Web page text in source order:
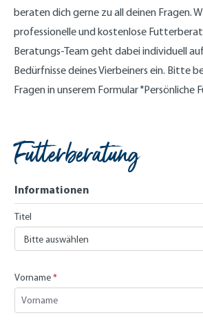
beraten dich gerne zu all deinen Fragen.
professionelle und kostenlose
Beratungs-Team geht dabei individuell
Bedürfnisse deines Vierbeiners ein. Bitte
Fragen in unserem Formular "Persönliche
Futterberatung
Informationen
Titel
Vorname*